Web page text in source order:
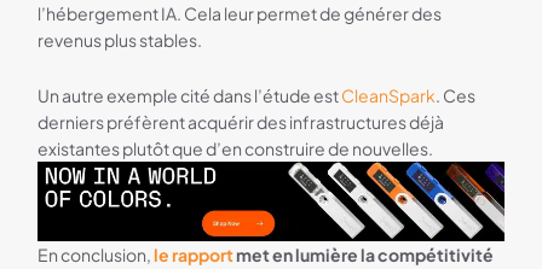
l’hébergement IA. Cela leur permet de générer des
revenus plus stables.
Un autre exemple cité dans l’étude estCleanSpark. Ces
derniers préfèrent acquérir des infrastructures déjà
existantes plutôt que d’en construire de nouvelles.
Ledger Footer
En conclusion,le rapportmet en lumière la compétitivité